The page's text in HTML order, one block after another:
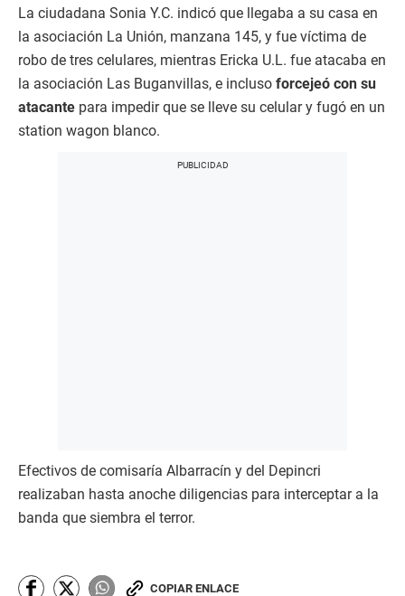
La ciudadana Sonia Y.C. indicó que llegaba a su casa en
la asociación La Unión, manzana 145, y fue víctima de
robo de tres celulares, mientras Ericka U.L. fue atacaba en
la asociación Las Buganvillas, e incluso forcejeó con su
atacante para impedir que se lleve su celular y fugó en un
station wagon blanco.
Efectivos de comisaría Albarracín y del Depincri
realizaban hasta anoche diligencias para interceptar a la
banda que siembra el terror.
COPIAR ENLACE